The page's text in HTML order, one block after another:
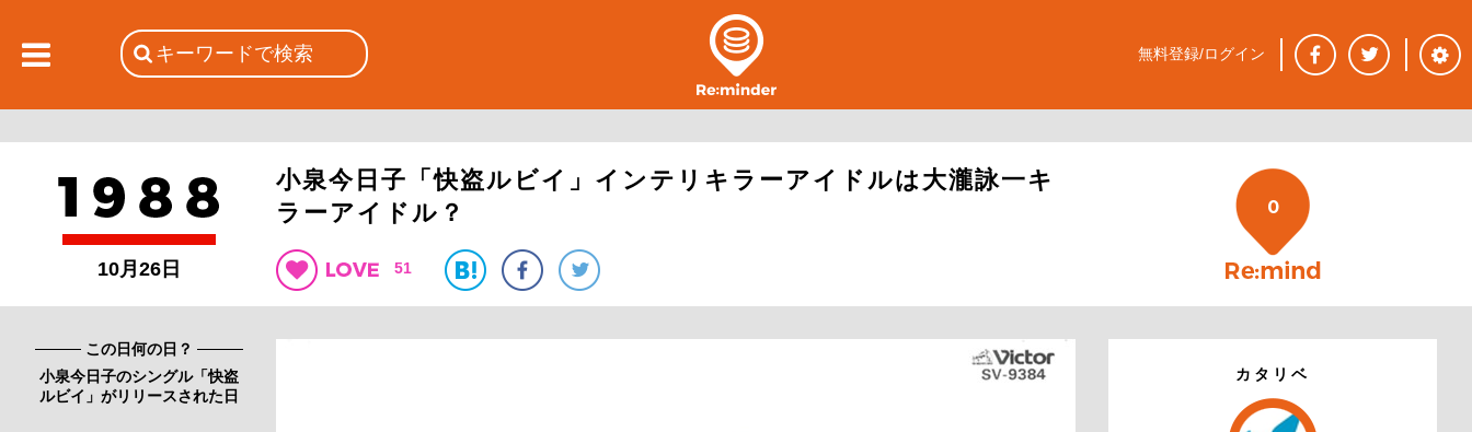
10月26日
小泉今日子「快盗ルビイ」インテリキラーアイドルは大瀧詠一キ
ラーアイドル？
51
0
この日何の日？
小泉今日子のシングル「快盗
ルビイ」がリリースされた日
カタリベ
無料登録/ログイン